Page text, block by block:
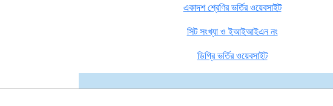
একাদশ শ্রেণির ভর্তির ওয়েবসাইট
সিট সংখ্যা ও ইআইআইএন নং
ডিগ্রি ভর্তির ওয়েবসাইট